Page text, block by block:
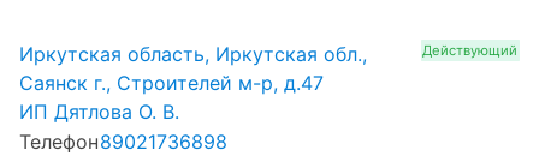
Иркутская область, Иркутская обл.,
Саянск г., Строителей м-р, д.47
ИП Дятлова О. В.
Телефон89021736898
Действующий